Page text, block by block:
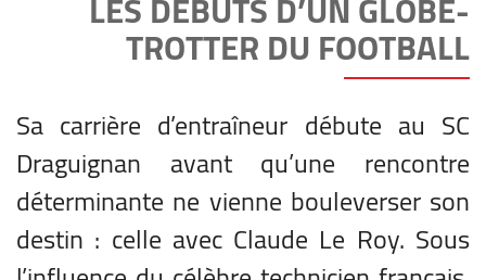
TROTTER DU FOOTBALL
Sa carrière d’entraîneur débute au SC
Draguignan avant qu’une rencontre
déterminante ne vienne bouleverser son
destin : celle avec Claude Le Roy. Sous